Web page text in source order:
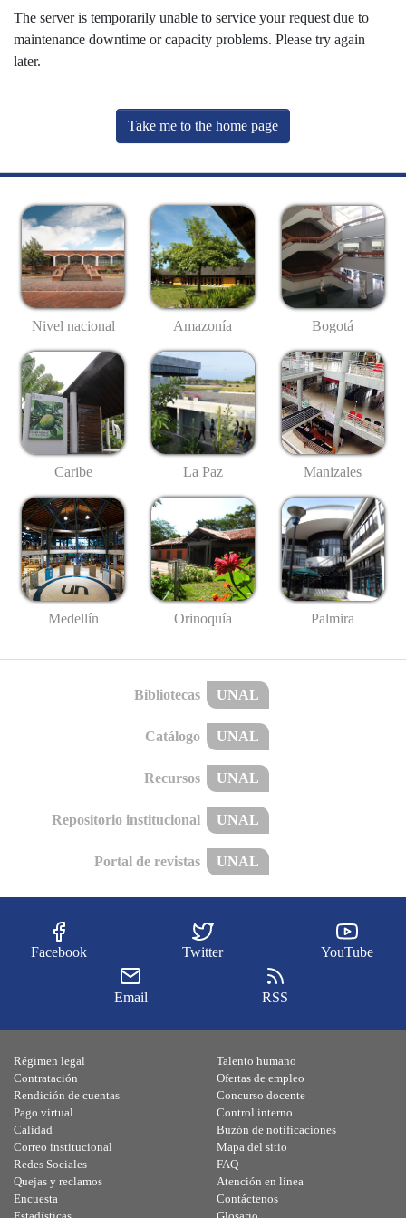
The server is temporarily unable to service your request due to
maintenance downtime or capacity problems. Please try again
later.
Take me to the home page
Nivel nacional Amazonía Bogotá
Caribe La Paz Manizales
Medellín Orinoquía Palmira
Bibliotecas UNAL
Catálogo UNAL
Recursos UNAL
Repositorio institucional UNAL
Portal de revistas UNAL
Facebook Twitter YouTube
Email RSS
Régimen legal
Contratación
Rendición de cuentas
Pago virtual
Calidad
Talento humano
Ofertas de empleo
Concurso docente
Control interno
Buzón de notificaciones
Correo institucional
Redes Sociales
Quejas y reclamos
Encuesta
Mapa del sitio
FAQ
Atención en línea
Contáctenos